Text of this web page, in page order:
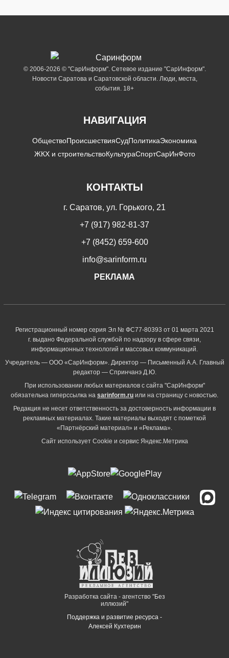
© 2006-2026 © "СарИнформ". Сетевое издание "СарИнформ".
Новости Саратова и Саратовской области. Люди, места,
события. 18+
НАВИГАЦИЯ
ОбществоПроисшествияСудПолитикаЭкономика
ЖКХ и строительствоКультураСпортСарИнФото
КОНТАКТЫ
г. Саратов, ул. Горького, 21
+7 (917) 982-81-37
+7 (8452) 659-600
info@sarinform.ru
РЕКЛАМА
Регистрационный номер серия Эл № ФС77-80393 от 01 марта 2021
г. выдано Федеральной службой по надзору в сфере связи,
информационных технологий и массовых коммуникаций.
Учредитель — ООО «СарИнформ». Директор — Письменный А.А. Главный
редактор — Спринчанэ Д.Ю.
При использовании любых материалов с сайта "СарИнформ"
обязательна гиперссылка на sarinform.ru или на страницу с новостью.
Редакция не несет ответственность за достоверность информации в
рекламных материалах. Такие материалы выходят с пометкой
«Партнёрский материал» и «Реклама».
Сайт использует Cookie и сервиc Яндекс.Метрика
Разработка сайта - агентство "Без
иллюзий"
Поддержка и развитие ресурса -
Алексей Кухтерин